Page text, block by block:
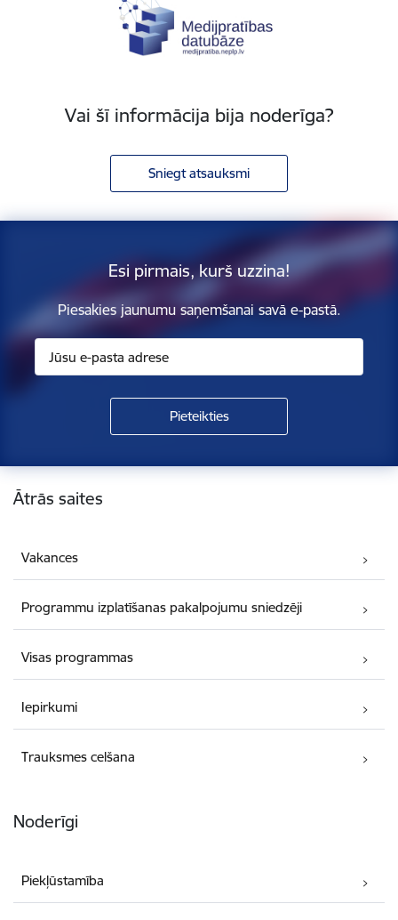
Vai šī informācija bija noderīga?
Sniegt atsauksmi
Esi pirmais, kurš uzzina!
Piesakies jaunumu saņemšanai savā e-pastā.
Kājene
Ātrās saites
Vakances
Programmu izplatīšanas pakalpojumu sniedzēji
Visas programmas
Iepirkumi
Trauksmes celšana
Noderīgi
Piekļūstamība